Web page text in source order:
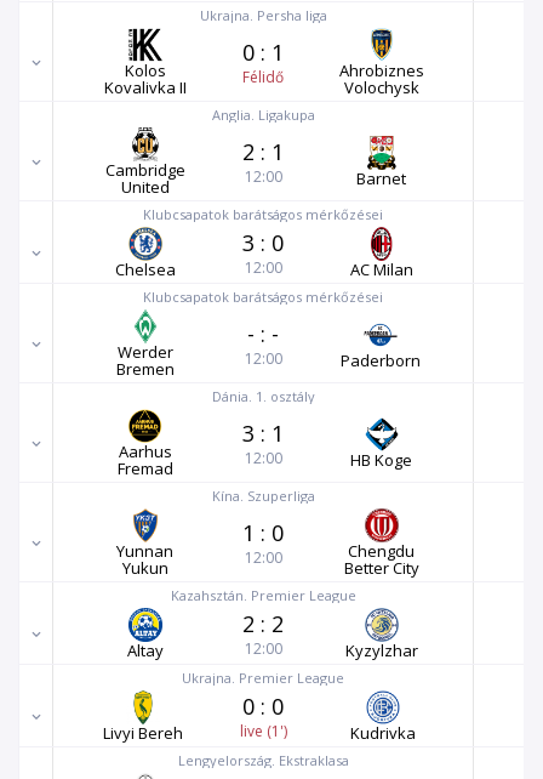
Ukrajna. Persha liga
Kolos
Kovalivka II
0 : 1
Félidő Ahrobiznes
Volochysk
Anglia. Ligakupa
Cambridge
United
2 : 1
12:00 Barnet
Klubcsapatok barátságos mérkőzései
Chelsea
3 : 0
12:00 AC Milan
Klubcsapatok barátságos mérkőzései
Werder
Bremen
- : -
12:00 Paderborn
Dánia. 1. osztály
Aarhus
Fremad
3 : 1
12:00 HB Koge
Kína. Szuperliga
Yunnan
Yukun
1 : 0
12:00 Chengdu
Better City
Kazahsztán. Premier League
Altay
2 : 2
12:00 Kyzylzhar
Ukrajna. Premier League
Livyi Bereh
0 : 0
live (1') Kudrivka
Lengyelország. Ekstraklasa